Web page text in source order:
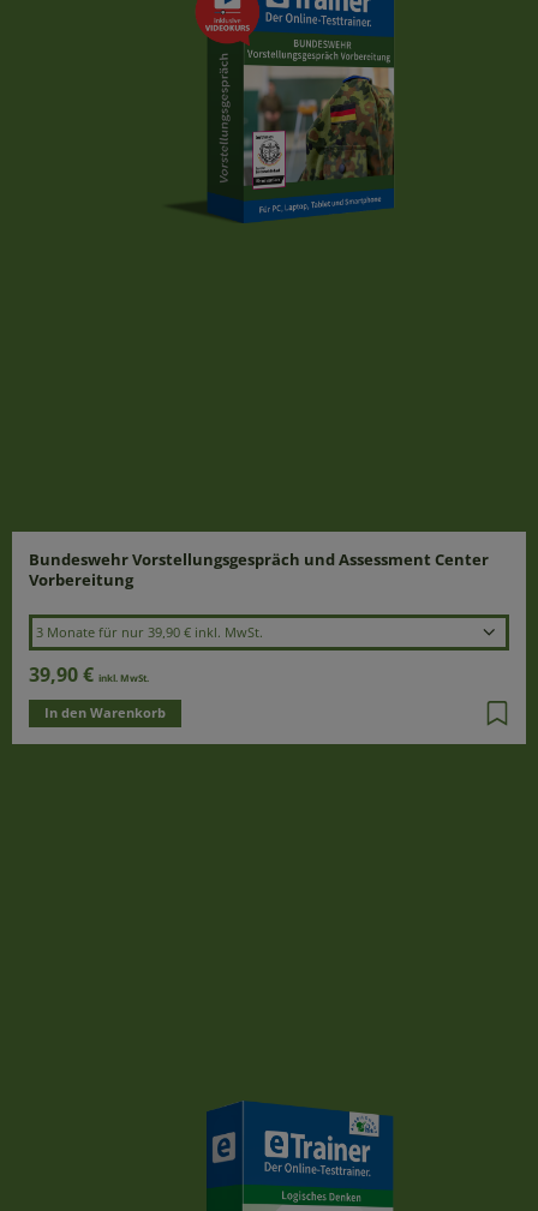
Bundeswehr Vorstellungsgespräch und Assessment Center
Vorbereitung
3 Monate für nur 39,90 € inkl. MwSt.
39,90 € inkl. MwSt.
In den Warenkorb